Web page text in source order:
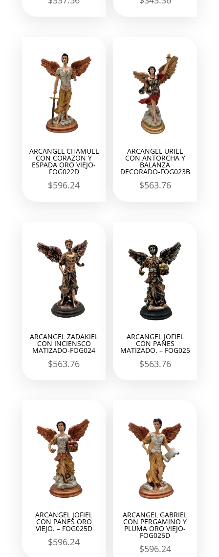
ARCANGEL CHAMUEL
CON CORAZON Y
ESPADA ORO VIEJO-
FOG022D
$596.24
ARCANGEL URIEL
CON ANTORCHA Y
BALANZA
DECORADO-FOG023B
$563.76
ARCANGEL ZADAKIEL
CON INCIENSCO
MATIZADO-FOG024
$563.76
ARCANGEL JOFIEL
CON PANES
MATIZADO. – FOG025
$563.76
ARCANGEL JOFIEL
CON PANES ORO
VIEJO. – FOG025D
$596.24
ARCANGEL GABRIEL
CON PERGAMINO Y
PLUMA ORO VIEJO-
FOG026D
$596.24